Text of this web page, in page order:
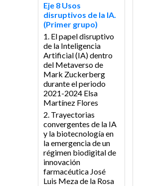
Eje 8 Usos
disruptivos de la IA.
(Primer grupo)
1. El papel disruptivo
de la Inteligencia
Artificial (IA) dentro
del Metaverso de
Mark Zuckerberg
durante el periodo
2021-2024 Elsa
Martínez Flores
2. Trayectorias
convergentes de la IA
y la biotecnología en
la emergencia de un
régimen biodigital de
innovación
farmacéutica José
Luis Meza de la Rosa